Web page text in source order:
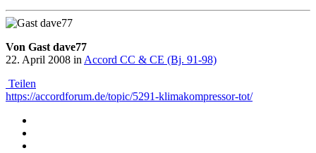
Von Gast dave77
22. April 2008 in Accord CC & CE (Bj. 91-98)
Teilen
https://accordforum.de/topic/5291-klimakompressor-tot/